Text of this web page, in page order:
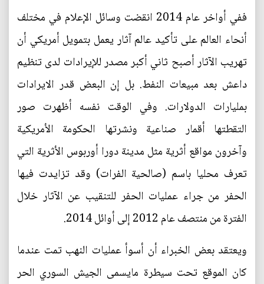
ففي أواخر عام 2014 انقضت وسائل الإعلام في مختلف
أنحاء العالم على تأكيد عالم آثار يعمل بتمويل أمريكي أن
تهريب الآثار أصبح ثاني أكبر مصدر للإيرادات لدى تنظيم
داعش بعد مبيعات النفط. بل إن البعض قدر الايرادات
بمليارات الدولارات. وفي الوقت نفسه أظهرت صور
التقطتها أقمار صناعية ونشرتها الحكومة الأمريكية
وآخرون مواقع أثرية مثل مدينة دورا أوربوس الأثرية التي
تعرف محليا باسم (صالحية الفرات) وقد تزايدت فيها
الحفر من جراء عمليات الحفر للتنقيب عن الآثار خلال
الفترة من منتصف عام 2012 إلى أوائل 2014.
ويعتقد بعض الخبراء أن أسوأ عمليات النهب تمت عندما
كان الموقع تحت سيطرة مايسمى الجيش السوري الحر